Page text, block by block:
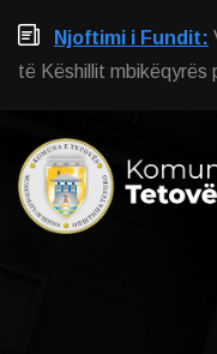
Njoftimi i Fundit:
të Këshillit mbikëqyrës